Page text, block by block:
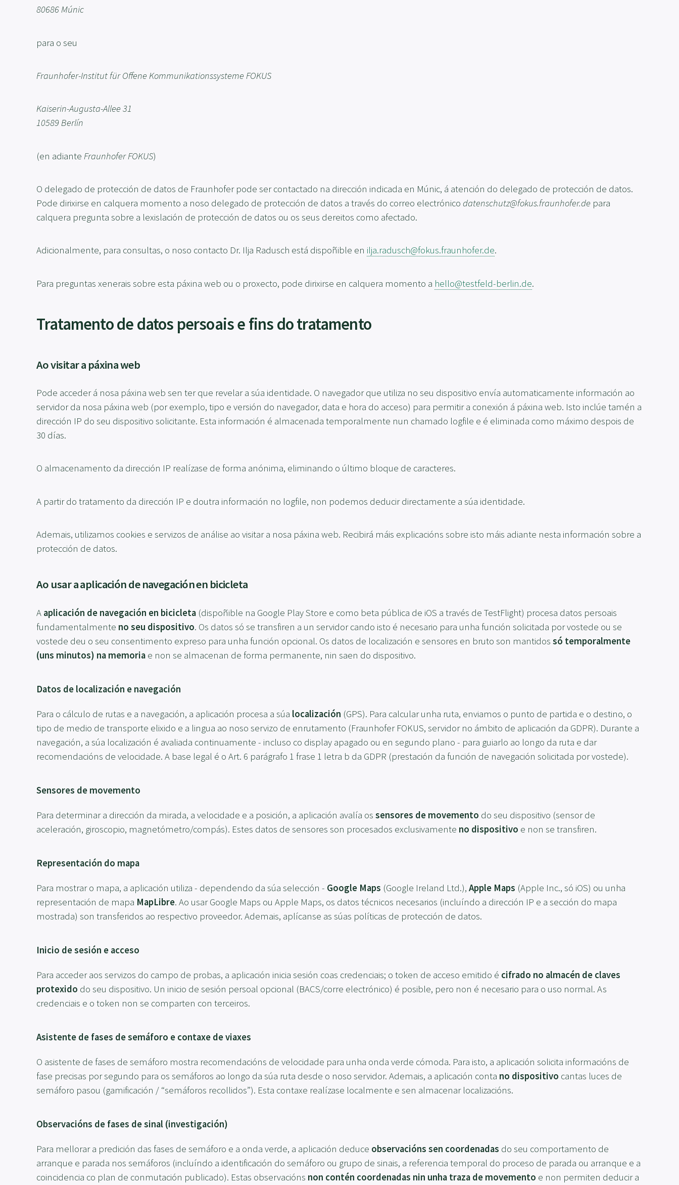
80686 Múnic
para o seu
Fraunhofer-Institut für Offene Kommunikationssysteme FOKUS
Kaiserin-Augusta-Allee 31
10589 Berlín
(en adiante Fraunhofer FOKUS)
O delegado de protección de datos de Fraunhofer pode ser contactado na dirección indicada en Múnic, á atención do delegado de protección de datos.
Pode dirixirse en calquera momento a noso delegado de protección de datos a través do correo electrónico datenschutz@fokus.fraunhofer.de para
calquera pregunta sobre a lexislación de protección de datos ou os seus dereitos como afectado.
Adicionalmente, para consultas, o noso contacto Dr. Ilja Radusch está dispoñible en ilja.radusch@fokus.fraunhofer.de.
Para preguntas xenerais sobre esta páxina web ou o proxecto, pode dirixirse en calquera momento a hello@testfeld-berlin.de.
Tratamento de datos persoais e fins do tratamento
Ao visitar a páxina web
Pode acceder á nosa páxina web sen ter que revelar a súa identidade. O navegador que utiliza no seu dispositivo envía automaticamente información ao
servidor da nosa páxina web (por exemplo, tipo e versión do navegador, data e hora do acceso) para permitir a conexión á páxina web. Isto inclúe tamén a
dirección IP do seu dispositivo solicitante. Esta información é almacenada temporalmente nun chamado logfile e é eliminada como máximo despois de
30 días.
O almacenamento da dirección IP realízase de forma anónima, eliminando o último bloque de caracteres.
A partir do tratamento da dirección IP e doutra información no logfile, non podemos deducir directamente a súa identidade.
Ademais, utilizamos cookies e servizos de análise ao visitar a nosa páxina web. Recibirá máis explicacións sobre isto máis adiante nesta información sobre a
protección de datos.
Ao usar a aplicación de navegación en bicicleta
A aplicación de navegación en bicicleta (dispoñible na Google Play Store e como beta pública de iOS a través de TestFlight) procesa datos persoais
fundamentalmente no seu dispositivo. Os datos só se transfiren a un servidor cando isto é necesario para unha función solicitada por vostede ou se
vostede deu o seu consentimento expreso para unha función opcional. Os datos de localización e sensores en bruto son mantidos só temporalmente
(uns minutos) na memoria e non se almacenan de forma permanente, nin saen do dispositivo.
Datos de localización e navegación
Para o cálculo de rutas e a navegación, a aplicación procesa a súa localización (GPS). Para calcular unha ruta, enviamos o punto de partida e o destino, o
tipo de medio de transporte elixido e a lingua ao noso servizo de enrutamento (Fraunhofer FOKUS, servidor no ámbito de aplicación da GDPR). Durante a
navegación, a súa localización é avaliada continuamente - incluso co display apagado ou en segundo plano - para guiarlo ao longo da ruta e dar
recomendacións de velocidade. A base legal é o Art. 6 parágrafo 1 frase 1 letra b da GDPR (prestación da función de navegación solicitada por vostede).
Sensores de movemento
Para determinar a dirección da mirada, a velocidade e a posición, a aplicación avalía os sensores de movemento do seu dispositivo (sensor de
aceleración, giroscopio, magnetómetro/compás). Estes datos de sensores son procesados exclusivamente no dispositivo e non se transfiren.
Representación do mapa
Para mostrar o mapa, a aplicación utiliza - dependendo da súa selección - Google Maps (Google Ireland Ltd.), Apple Maps (Apple Inc., só iOS) ou unha
representación de mapa MapLibre. Ao usar Google Maps ou Apple Maps, os datos técnicos necesarios (incluíndo a dirección IP e a sección do mapa
mostrada) son transferidos ao respectivo proveedor. Ademais, aplícanse as súas políticas de protección de datos.
Inicio de sesión e acceso
Para acceder aos servizos do campo de probas, a aplicación inicia sesión coas credenciais; o token de acceso emitido é cifrado no almacén de claves
protexido do seu dispositivo. Un inicio de sesión persoal opcional (BACS/corre electrónico) é posible, pero non é necesario para o uso normal. As
credenciais e o token non se comparten con terceiros.
Asistente de fases de semáforo e contaxe de viaxes
O asistente de fases de semáforo mostra recomendacións de velocidade para unha onda verde cómoda. Para isto, a aplicación solicita informacións de
fase precisas por segundo para os semáforos ao longo da súa ruta desde o noso servidor. Ademais, a aplicación conta no dispositivo cantas luces de
semáforo pasou (gamificación / “semáforos recollidos”). Esta contaxe realízase localmente e sen almacenar localizacións.
Observacións de fases de sinal (investigación)
Para mellorar a predición das fases de semáforo e a onda verde, a aplicación deduce observacións sen coordenadas do seu comportamento de
arranque e parada nos semáforos (incluíndo a identificación do semáforo ou grupo de sinais, a referencia temporal do proceso de parada ou arranque e a
coincidencia co plan de conmutación publicado). Estas observacións non contén coordenadas nin unha traza de movemento e non permiten deducir a